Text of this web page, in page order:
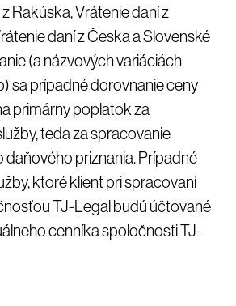
Rakúska, Vrátenie daní z
daní z Česka a Slovenské
(a názvových variáciách
sa prípadné dorovnanie ceny
primárny poplatok za
teda za spracovanie
daňového priznania. Prípadné
ktoré klient pri spracovaní
TJ-Legal budú účtované
cenníka spoločnosti TJ-